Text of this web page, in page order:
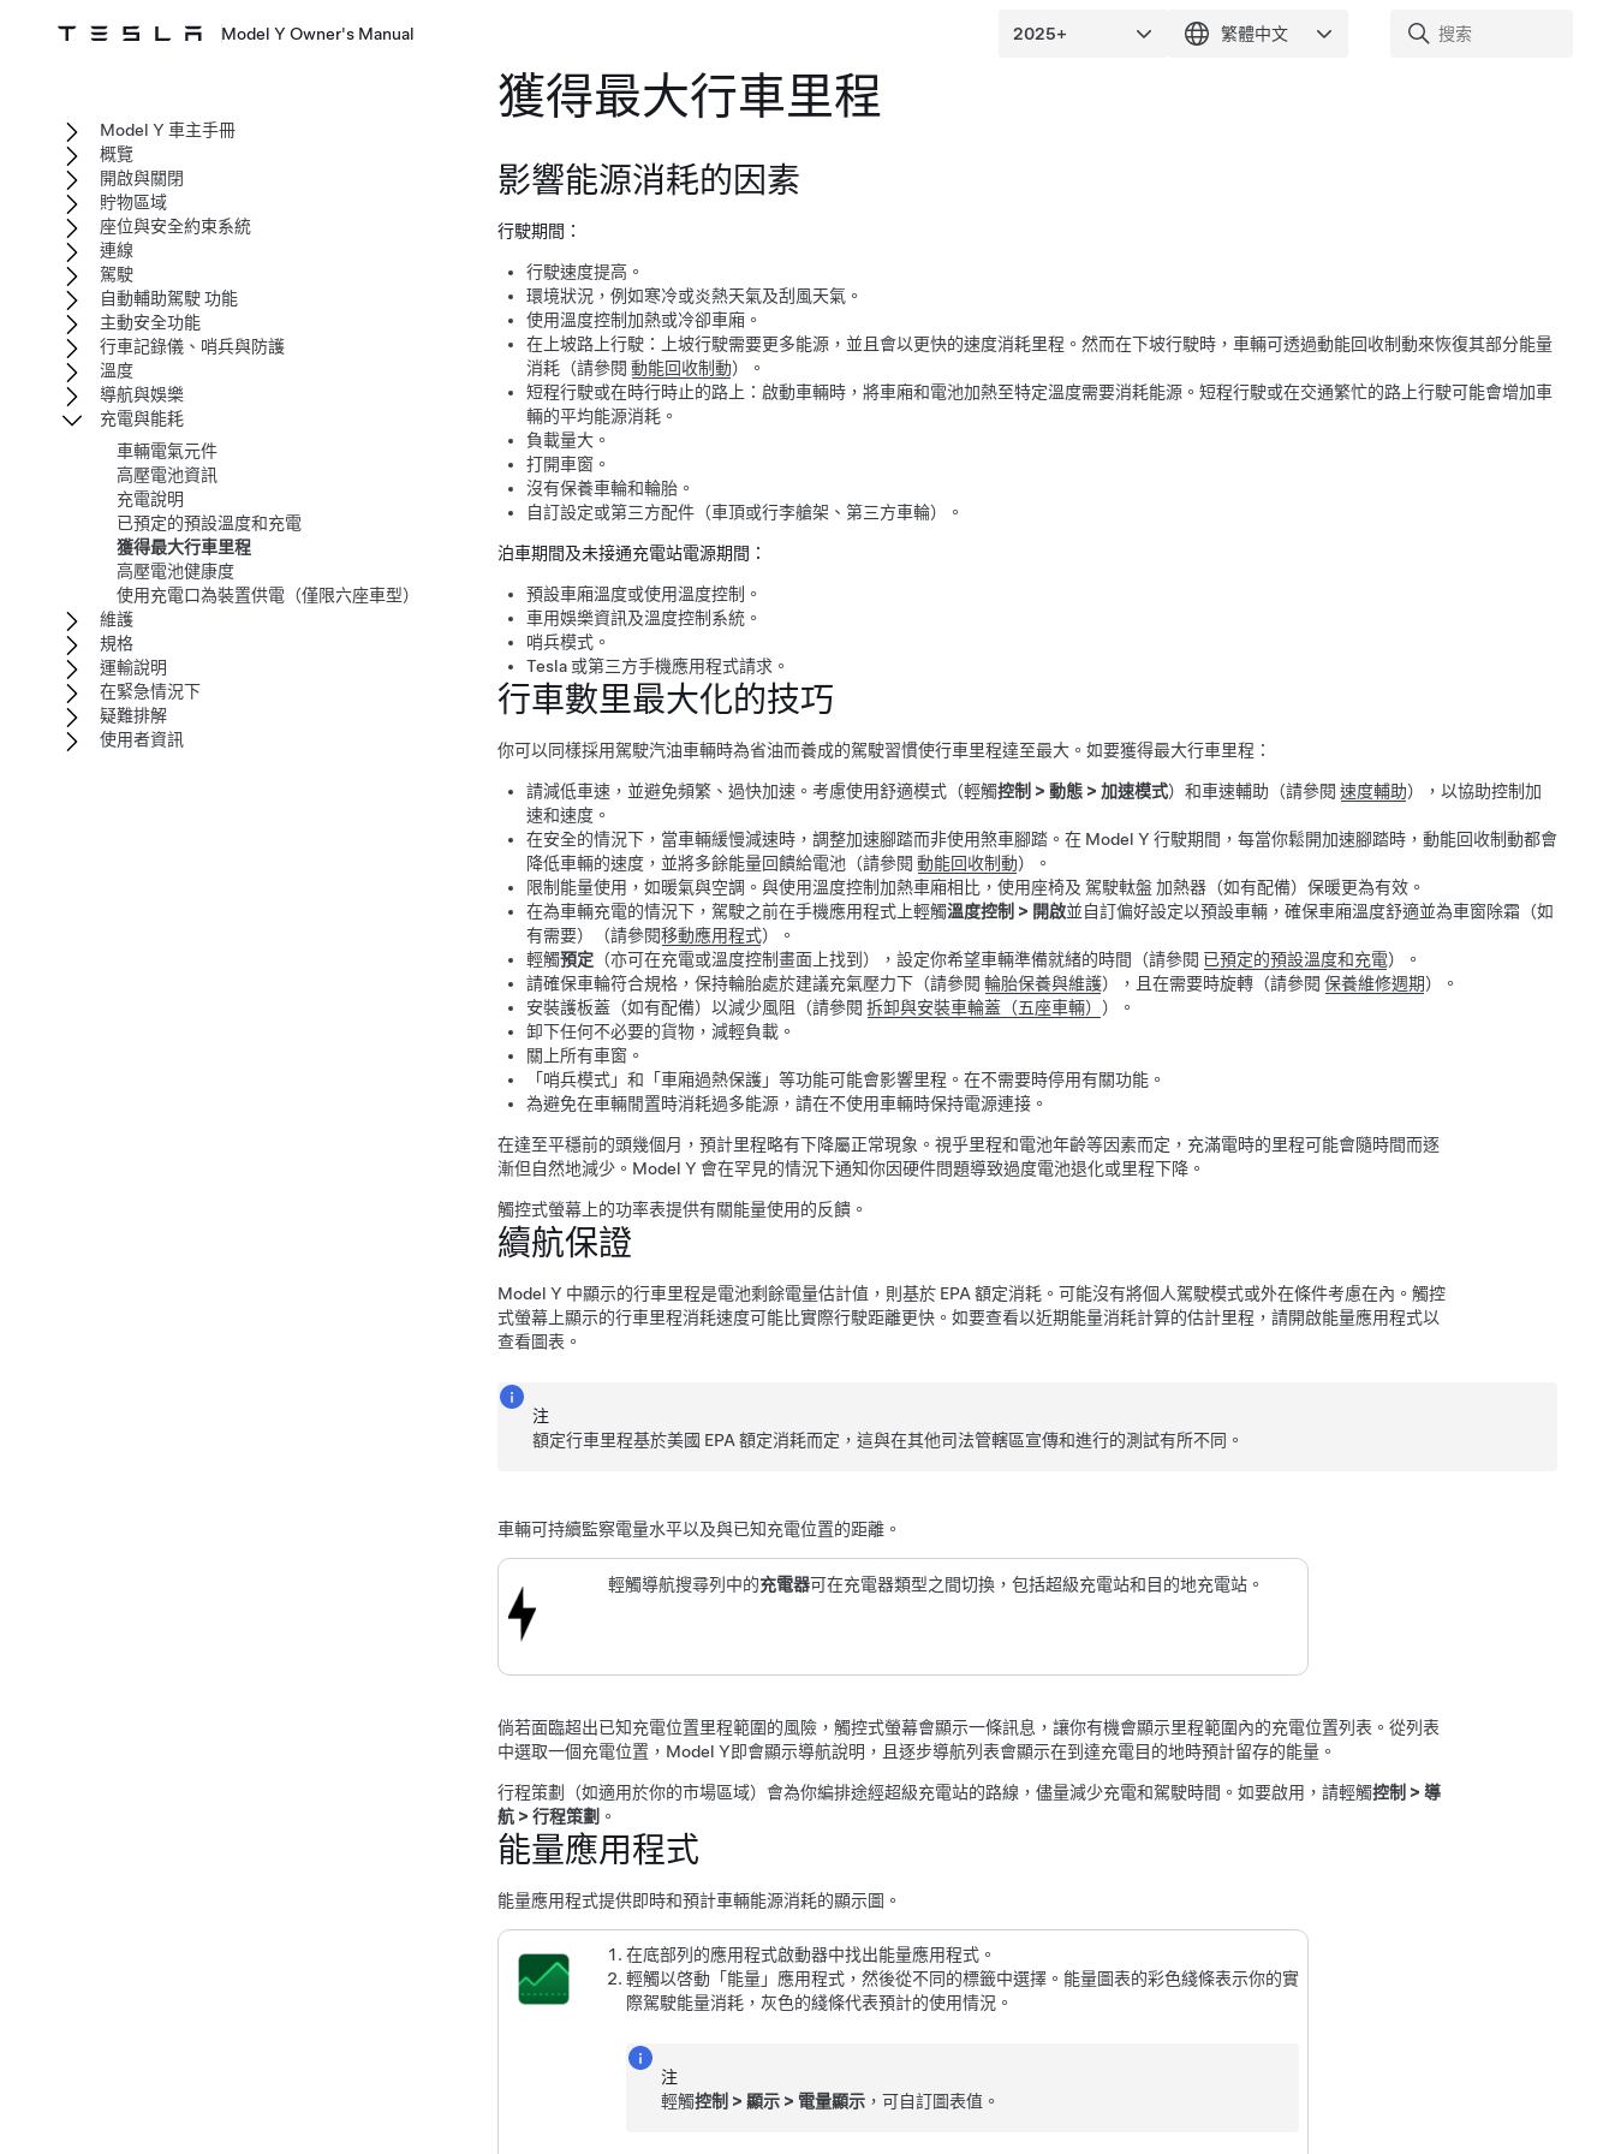
Model Y Owner's Manual
獲得最大行車里程
影響能源消耗的因素
行駛期間：
行駛速度提高。
環境狀況，例如寒冷或炎熱天氣及刮風天氣。
使用溫度控制加熱或冷卻車廂。
在上坡路上行駛：上坡行駛需要更多能源，並且會以更快的速度消耗里程。然而在下坡行駛時，車輛可透過動能回收制動來恢復其部分能量
消耗（請參閱 動能回收制動）。
短程行駛或在時行時止的路上：啟動車輛時，將車廂和電池加熱至特定溫度需要消耗能源。短程行駛或在交通繁忙的路上行駛可能會增加車
輛的平均能源消耗。
負載量大。
打開車窗。
沒有保養車輪和輪胎。
自訂設定或第三方配件（車頂或行李艙架、第三方車輪）。
泊車期間及未接通充電站電源期間：
預設車廂溫度或使用溫度控制。
車用娛樂資訊及溫度控制系統。
哨兵模式。
Tesla 或第三方手機應用程式請求。
行車數里最大化的技巧
你可以同樣採用駕駛汽油車輛時為省油而養成的駕駛習慣使行車里程達至最大。如要獲得最大行車里程：
請減低車速，並避免頻繁、過快加速。考慮使用舒適模式（輕觸控制 > 動態 > 加速模式） 和車速輔助（請參閱 速度輔助），以協助控制加
速和速度 。
在安全的情況下，當車輛緩慢減速時，調整加速腳踏而非使用煞車腳踏。在 Model Y 行駛期間，每當你鬆開加速腳踏時，動能回收制動都會
降低車輛的速度，並將多餘能量回饋給電池（請參閱 動能回收制動）。
限制能量使用，如暖氣與空調。與使用溫度控制加熱車廂相比，使用座椅及 駕駛軚盤加熱器（如有配備）保暖更為有效。
在為車輛充電的情況下，駕駛之前在手機應用程式上輕觸溫度控制 > 開啟並自訂偏好設定以預設車輛，確保車廂溫度舒適並為車窗除霜（如
有需要）（請參閱移動應用程式）。
輕觸預定 （亦可在充電或溫度控制畫面上找到），設定你希望車輛準備就緒的時間（請參閱 已預定的預設溫度和充電）。
請確保車輪符合規格，保持輪胎處於建議充氣壓力下（請參閱 輪胎保養與維護），且在需要時旋轉（請參閱 保養維修週期）。
安裝護板蓋（如有配備）以減少風阻（請參閱 拆卸與安裝車輪蓋 （五座車輛） ）。
卸下任何不必要的貨物，減輕負載。
關上所有車窗。
「哨兵模式」和「車廂過熱保護」等功能可能會影響里程。在不需要時停用有關功能。
為避免在車輛閒置時消耗過多能源，請在不使用車輛時保持電源連接。
在達至平穩前的頭幾個月，預計里程略有下降屬正常現象。視乎里程和電池年齡等因素而定，充滿電時的里程可能會隨時間而逐
漸但自然地減少。 Model Y 會在罕見的情況下通知你因硬件問題導致過度電池退化或里程下降。
觸控式螢幕 上的功率表提供有關能量使用的反饋。
續航保證
Model Y 中顯示的行車里程是電池剩餘電量估計值，則基於 EPA 額定消耗。可能沒有將個人駕駛模式或外在條件考慮在內。 觸控
式螢幕 上顯示的行車里程消耗速度可能比實際行駛距離更快。 如要查看以近期能量消耗計算的估計里程，請開啟能量應用程式以
查看圖表。
注
額定行車里程基於美國 EPA 額定消耗而定，這與在其他司法管轄區宣傳和進行的測試有所不同。
車輛可持續監察電量水平以及與已知充電位置的距離。
輕觸導航搜尋列中的充電器可在充電器類型之間切換，包括超級充電站和目的地充電站。
倘若面臨超出已知充電位置里程範圍的風險，觸控式螢幕會顯示一條訊息，讓你有機會顯示里程範圍內的充電位置列表。從列表
中選取一個充電位置， Model Y即會顯示導航說明，且逐步導航列表會顯示在到達充電目的地時預計留存的能量。
行程策劃 （如適用於你的市場區域） 會為你編排途經超級充電站的路線，儘量減少充電和駕駛時間。如要啟用，請輕觸控制 > 導
航 > 行程策劃 。
能量應用程式
能量應用程式提供即時和預計車輛能源消耗的顯示圖。
在底部列的應用程式啟動器中找出能量應用程式。
輕觸以啓動「能量」應用程式，然後從不同的標籤中選擇。能量圖表的彩色綫條表示你的實
際駕駛能量消耗，灰色的綫條代表預計的使用情況。
注
輕觸控制 > 顯示> 電量顯示，可自訂圖表值。
Model Y 車主手冊
概覽
開啟與關閉
貯物區域
座位與安全約束系統
連線
駕駛
自動輔助駕駛 功能
主動安全功能
行車記錄儀、哨兵與防護
溫度
導航與娛樂
充電與能耗
車輛電氣元件
高壓電池資訊
充電說明
已預定的預設溫度和充電
獲得最大行車里程
高壓電池健康度
使用充電口為裝置供電（僅限六座車型）
維護
規格
運輸說明
在緊急情況下
疑難排解
使用者資訊